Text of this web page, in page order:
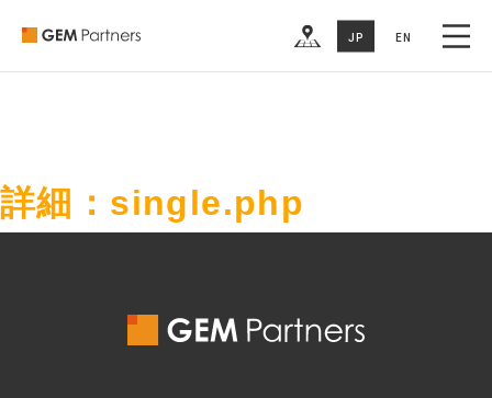
RECRUIT
JP EN
詳細：single.php